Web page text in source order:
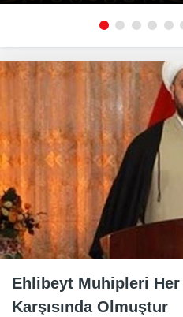
Ehlibeyt Muhipleri
Karşısında Olmuştur